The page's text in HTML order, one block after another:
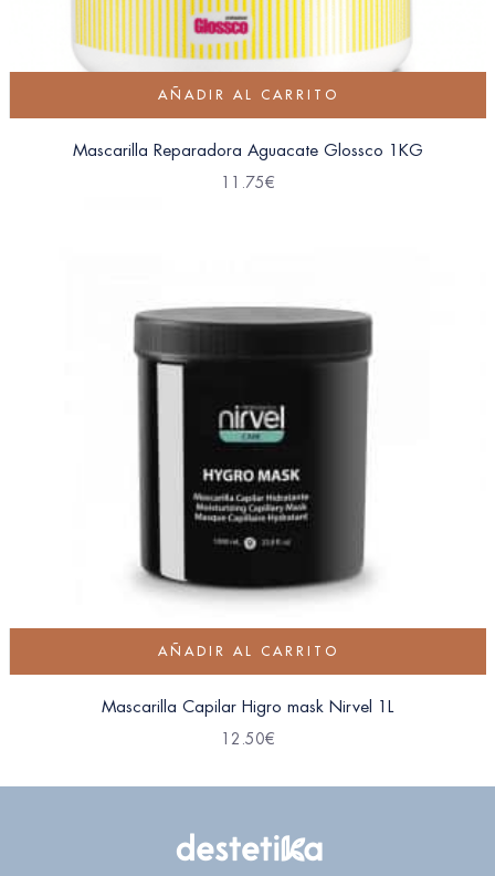
AÑADIR AL CARRITO
Mascarilla Reparadora Aguacate Glossco 1KG
11.75€
AÑADIR AL CARRITO
Mascarilla Capilar Higro mask Nirvel 1L
12.50€